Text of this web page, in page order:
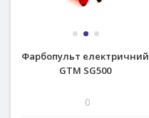
Фарбопульт електричний
GTM SG500
0